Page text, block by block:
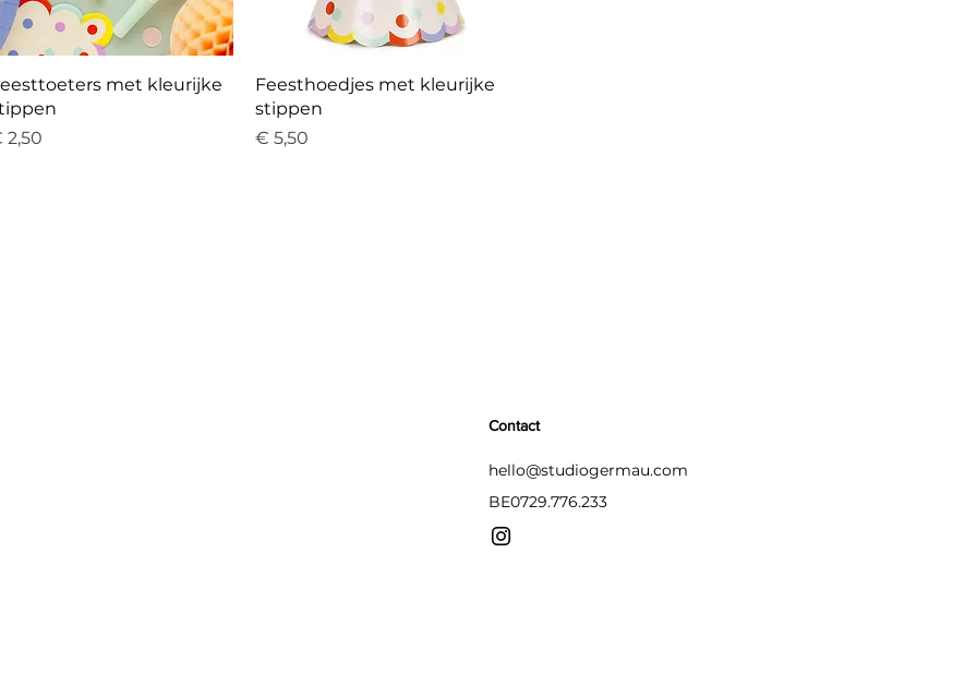
Snel overzicht
met kleurijke
2,50
Snel overzicht
Feesthoedjes met kleurijke
stippen
Prijs
€ 5,50
Contact
hello@studiogermau.com
BE0729.776.233